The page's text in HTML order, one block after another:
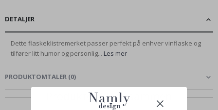
DETALJER
Dette flaskeklistremerket passer perfekt på enhver vinflaske og
tilfører litt humor og personlig... Les mer
PRODUKTOMTALER (0)
Produkter kjøpt sammen